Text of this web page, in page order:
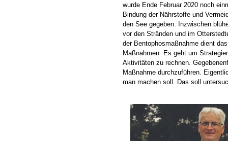
wurde Ende Februar 2020 noch
Bindung der Nährstoffe und
den See gegeben. Inzwischen
vor den Stränden und im
der Bentophosmaßnahme dient
Maßnahmen. Es geht um
Aktivitäten zu rechnen.
Maßnahme durchzuführen.
man machen soll. Das soll